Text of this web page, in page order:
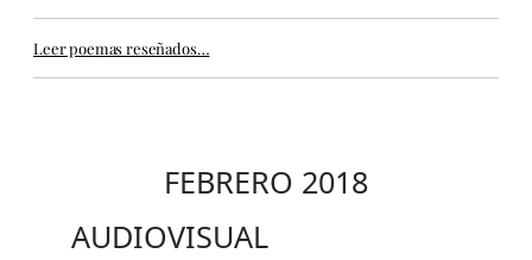
Leer poemas reseñados…
FEBRERO 2018
AUDIOVISUAL